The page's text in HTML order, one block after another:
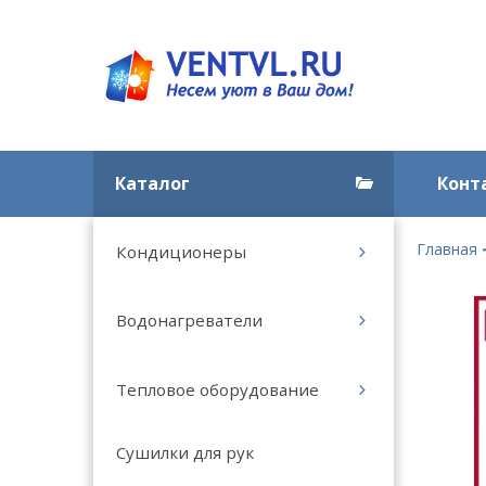
Каталог
Кондиционеры
Водонагреватели
Тепловое оборудование
Сушилки для рук
Главная